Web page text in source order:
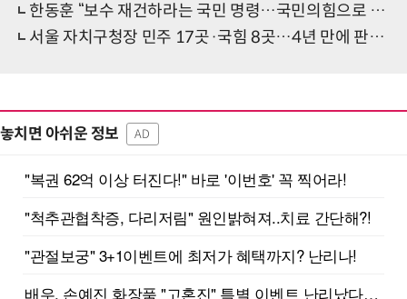
한동훈 “보수 재건하라는 국민 명령…국민의힘으로 돌아갈 것”
서울 자치구청장 민주 17곳·국힘 8곳…4년 만에 판세 정반대로
놓치면 아쉬운 정보 AD